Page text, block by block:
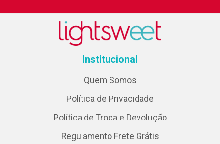
Institucional
Quem Somos
Política de Privacidade
Política de Troca e Devolução
Regulamento Frete Grátis